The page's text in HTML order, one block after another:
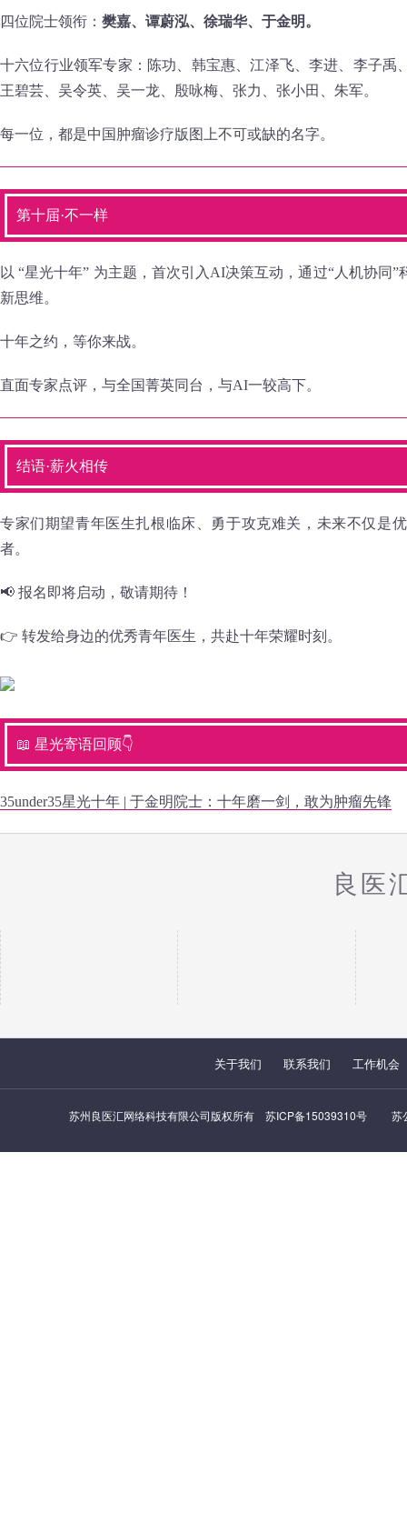
四位院士领衔： 樊嘉、谭蔚泓、徐瑞华、于金明。
十六位行业领军专家：陈功、韩宝惠、江泽飞、李进、李子禹
王碧芸、吴令英、吴一龙、殷咏梅、张力、张小田、朱军。
每一位，都是中国肿瘤诊疗版图上不可或缺的名字。
第十届·不一样
以 “星光十年” 为主题，首次引入AI决策互动，通过“人机协同
新思维。
十年之约，等你来战。
直面专家点评，与全国菁英同台，与AI一较高下。
结语·薪火相传
专家们期望青年医生扎根临床、勇于攻克难关，未来不仅是
者。
📢 报名即将启动，敬请期待！
👉 转发给身边的优秀青年医生，共赴十年荣耀时刻。
📖 星光寄语回顾👇
35under35星光十年 | 于金明院士：十年磨一剑，敢为肿瘤先锋
良医
关于我们 联系我们 工作机会
苏州良医汇网络科技有限公司版权所有 苏ICP备15039310号 苏